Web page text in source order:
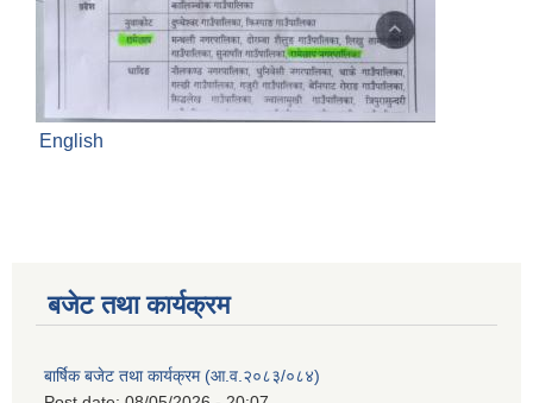
English
बजेट तथा कार्यक्रम
बार्षिक बजेट तथा कार्यक्रम (आ.व.२०८३/०८४)